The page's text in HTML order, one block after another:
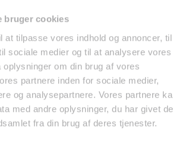
bruger cookies
at tilpasse vores indhold og annoncer,
sociale medier og til at analysere vores
om din brug af vores
partnere inden for sociale medier,
og analysepartnere. Vores partnere
med andre oplysninger, du har givet
fra din brug af deres tjenester.